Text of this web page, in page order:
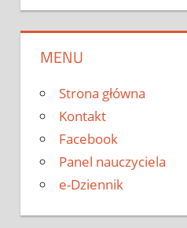
MENU
Strona główna
Kontakt
Facebook
Panel nauczyciela
e-Dziennik